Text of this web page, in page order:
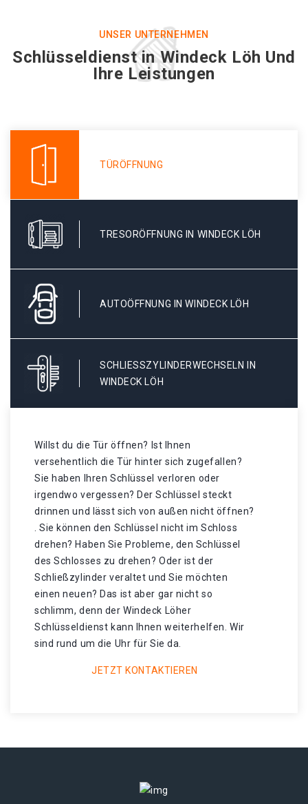
UNSER UNTERNEHMEN
Schlüsseldienst in Windeck Löh Und
Ihre Leistungen
TÜRÖFFNUNG
TRESORÖFFNUNG IN WINDECK LÖH
AUTOÖFFNUNG IN WINDECK LÖH
SCHLIESSZYLINDERWECHSELN IN W
INDECK LÖH
Willst du die Tür öffnen? Ist Ihnen
versehentlich die Tür hinter sich zugefallen?
Sie haben Ihren Schlüssel verloren oder
irgendwo vergessen? Der Schlüssel steckt
drinnen und lässt sich von außen nicht öffnen?
. Sie können den Schlüssel nicht im Schloss
drehen? Haben Sie Probleme, den Schlüssel
des Schlosses zu drehen? Oder ist der
Schließzylinder veraltet und Sie möchten
einen neuen? Das ist aber gar nicht so
schlimm, denn der Windeck Löher
Schlüsseldienst kann Ihnen weiterhelfen. Wir
sind rund um die Uhr für Sie da.
JETZT KONTAKTIEREN